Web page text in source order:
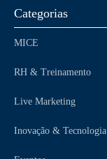
Categorias
MICE
RH & Treinamento
Live Marketing
Inovação & Tecnologia